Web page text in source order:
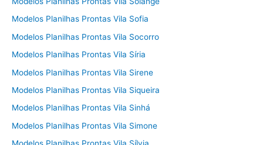
Modelos Planilhas Prontas Vila Sofia
Modelos Planilhas Prontas Vila Socorro
Modelos Planilhas Prontas Vila Síria
Modelos Planilhas Prontas Vila Sirene
Modelos Planilhas Prontas Vila Siqueira
Modelos Planilhas Prontas Vila Sinhá
Modelos Planilhas Prontas Vila Simone